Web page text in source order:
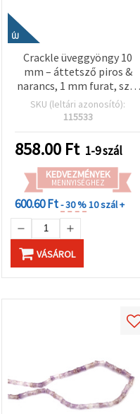
ÚJ
Crackle üveggyöngy 10
mm – áttetsző piros &
narancs, 1 mm furat, szál
~85 db – tüzes
ékszerkészítéshez és
dekorációkhoz
SKU (leltári azonosító):
115533
858.00 Ft 1-9 szál
KEDVEZMÉNYEK
MENNYISÉGHEZ
600.60 Ft- 30 %10 szál +
VÁSÁROL